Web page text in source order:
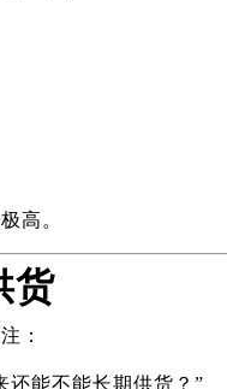
高。
货
：
还能不能长期供货？”